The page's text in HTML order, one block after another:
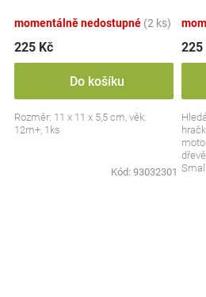
momentálně nedostupné (2 ks)
225 Kč
Do košíku
Rozměr: 11 x 11 x 5,5 cm, věk:
12m+, 1ks
Kód: 93032301
225